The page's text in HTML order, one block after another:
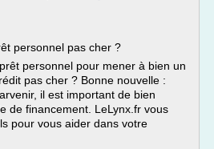
personnel pas cher ?
personnel pour mener à bien un
pas cher ? Bonne nouvelle :
il est important de bien
de financement. LeLynx.fr vous
pour vous aider dans votre